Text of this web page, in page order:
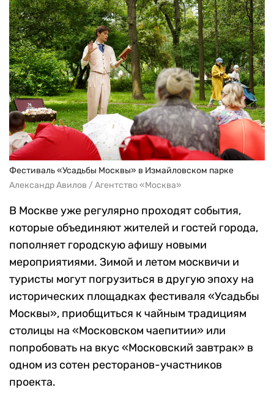
Фестиваль «Усадьбы Москвы» в Измайловском парке
Александр Авилов / Агентство «Москва»
В Москве уже регулярно проходят события,
которые объединяют жителей и гостей города,
пополняет городскую афишу новыми
мероприятиями. Зимой и летом москвичи и
туристы могут погрузиться в другую эпоху на
исторических площадках фестиваля «Усадьбы
Москвы», приобщиться к чайным традициям
столицы на «Московском чаепитии» или
попробовать на вкус «Московский завтрак» в
одном из сотен ресторанов-участников
проекта.